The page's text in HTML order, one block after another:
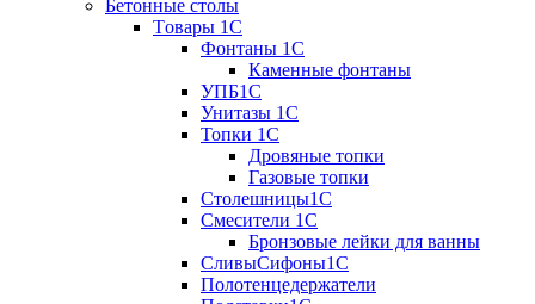
Бетонные столы
Tовары 1C
Фонтаны 1C
Каменные фонтаны
УПБ1С
Унитазы 1С
Топки 1С
Дровяные топки
Газовые топки
Столешницы1С
Смесители 1С
Бронзовые лейки для ванны
СливыСифоны1С
Полотенцедержатели